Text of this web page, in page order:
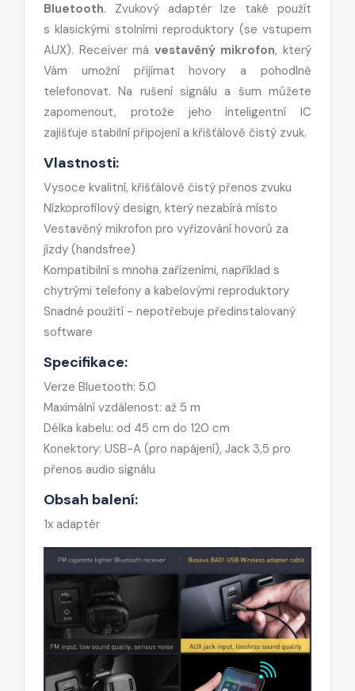
Bluetooth. Zvukový adaptér lze také použít
s klasickými stolními reproduktory (se vstupem
AUX). Receivermá vestavěný mikrofon, který
Vám umožní přijímat hovory a pohodlně
telefonovat. Na rušení signálu a šum můžete
zapomenout, protože jeho inteligentní IC
zajišťuje stabilní připojení a křišťálově čistý zvuk.
Vlastnosti:
Vysoce kvalitní, křišťálově čistý přenos zvuku
Nízkoprofilový design, který nezabírá místo
Vestavěný mikrofon pro vyřizování hovorů za
jízdy (handsfree)
Kompatibilní s mnoha zařízeními, například s
chytrými telefony a kabelovými reproduktory
Snadné použití - nepotřebuje předinstalovaný
software
Specifikace:
Verze Bluetooth: 5.0
Maximální vzdálenost: až 5 m
Délka kabelu: od 45 cm do 120 cm
Konektory: USB-A (pro napájení), Jack 3,5 pro
přenos audio signálu
Obsah balení:
1x adaptér